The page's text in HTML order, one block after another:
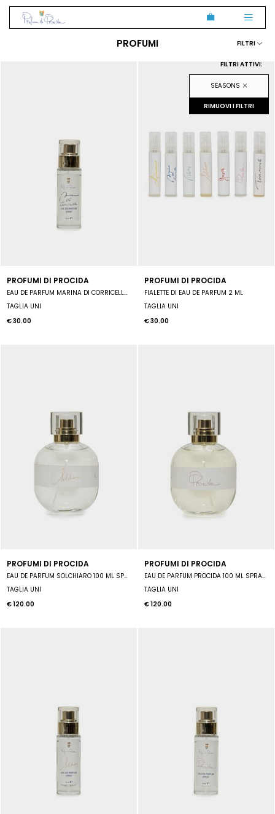
FILTRI
FILTRI ATTIVI:
SEASONS
RIMUOVI I FILTRI
PROFUMI
PROFUMI DI PROCIDA
EAU DE PARFUM MARINA DI CORRICELLA 10 ML SPRAY UNISEX
TAGLIA UNI
€ 30.00
PROFUMI DI PROCIDA
FIALETTE DI EAU DE PARFUM 2 ML
TAGLIA UNI
€ 30.00
PROFUMI DI PROCIDA
EAU DE PARFUM SOLCHIARO 100 ML SPRAY UNISEX
TAGLIA UNI
€ 120.00
PROFUMI DI PROCIDA
EAU DE PARFUM PROCIDA 100 ML SPRAY UNISEX
TAGLIA UNI
€ 120.00